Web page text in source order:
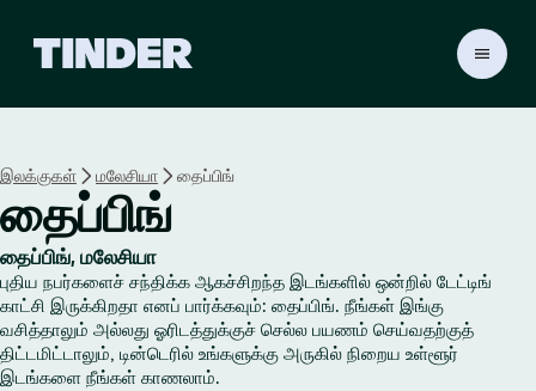
ம்
இலக்குகள் மலேசியா தைப்பிங்
தைப்பிங்
தைப்பிங், மலேசியா
புதிய நபர்களைச் சந்திக்க ஆகச்சிறந்த இடங்களில் ஒன்றில் டேட்டிங்
காட்சி இருக்கிறதா எனப் பார்க்கவும்: தைப்பிங். நீங்கள் இங்கு
வசித்தாலும் அல்லது ஓரிடத்துக்குச் செல்ல பயணம் செய்வதற்குத்
திட்டமிட்டாலும், டின்டெரில் உங்களுக்கு அருகில் நிறைய உள்ளூர்
இடங்களை நீங்கள் காணலாம்.